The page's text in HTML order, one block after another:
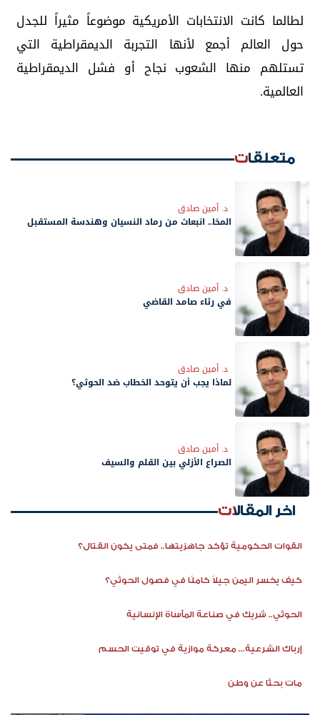
لطالما كانت الانتخابات الأمريكية موضوعاً مثيراً للجدل
حول العالم أجمع لأنها التجربة الديمقراطية التي
تستلهم منها الشعوب نجاح أو فشل الديمقراطية
العالمية.
متعلقات
د. أمين صادق
المخا.. انبعاث من رماد النسيان وهندسة المستقبل
د. أمين صادق
في رثاء صامد القاضي
د. أمين صادق
لماذا يجب أن يتوحد الخطاب ضد الحوثي؟
د. أمين صادق
الصراع الأزلي بين القلم والسيف
اخر المقالات
القوات الحكومية تؤكد جاهزيتها.. فمتى يكون القتال؟
كيف يخسر اليمن جيلاً كاملًا في فصول الحوثي؟
الحوثي.. شريك في صناعة المأساة الإنسانية
إرباك الشرعية... معركة موازية في توقيت الحسم
مات بحثًا عن وطن